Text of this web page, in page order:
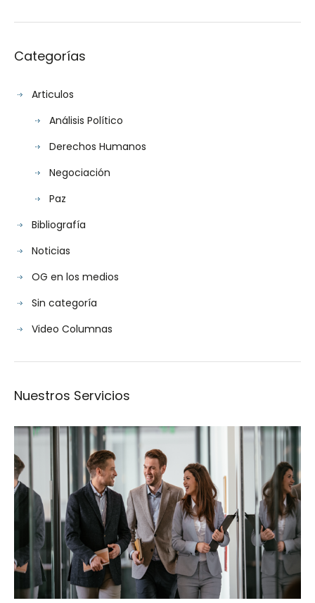
Categorías
Articulos
Análisis Político
Derechos Humanos
Negociación
Paz
Bibliografía
Noticias
OG en los medios
Sin categoría
Video Columnas
Nuestros Servicios